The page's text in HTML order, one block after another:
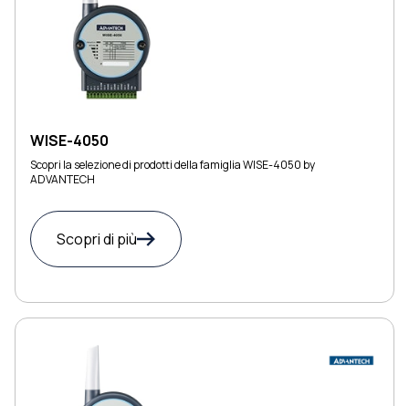
WISE-4050
Scopri la selezione di prodotti della famiglia WISE-4050 by
ADVANTECH
Scopri di più